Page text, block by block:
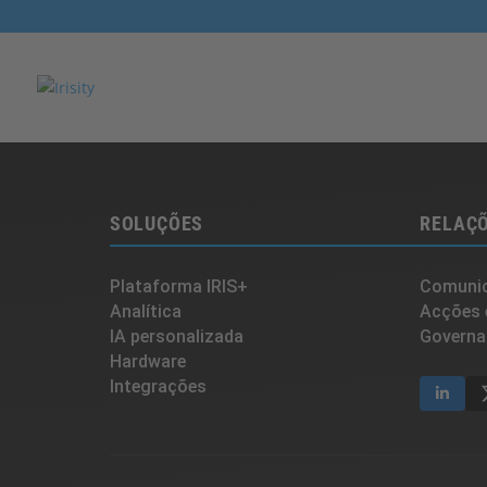
SOLUÇÕES
Plataforma IRIS+
Analítica
IA personalizada
Hardware
Integrações
Acções